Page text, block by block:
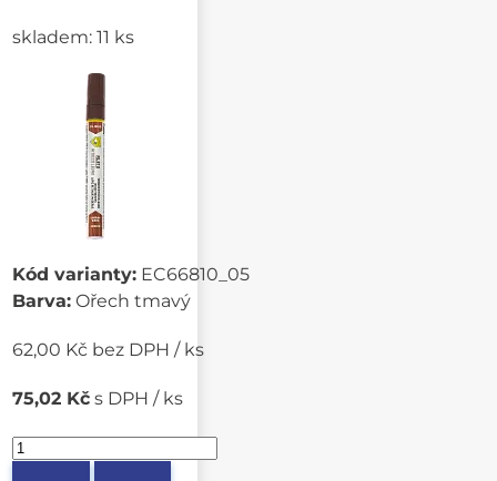
skladem: 11 ks
Kód varianty: EC66810_05
Barva: Ořech tmavý
62,00 Kč bez DPH / ks
75,02 Kč s DPH / ks